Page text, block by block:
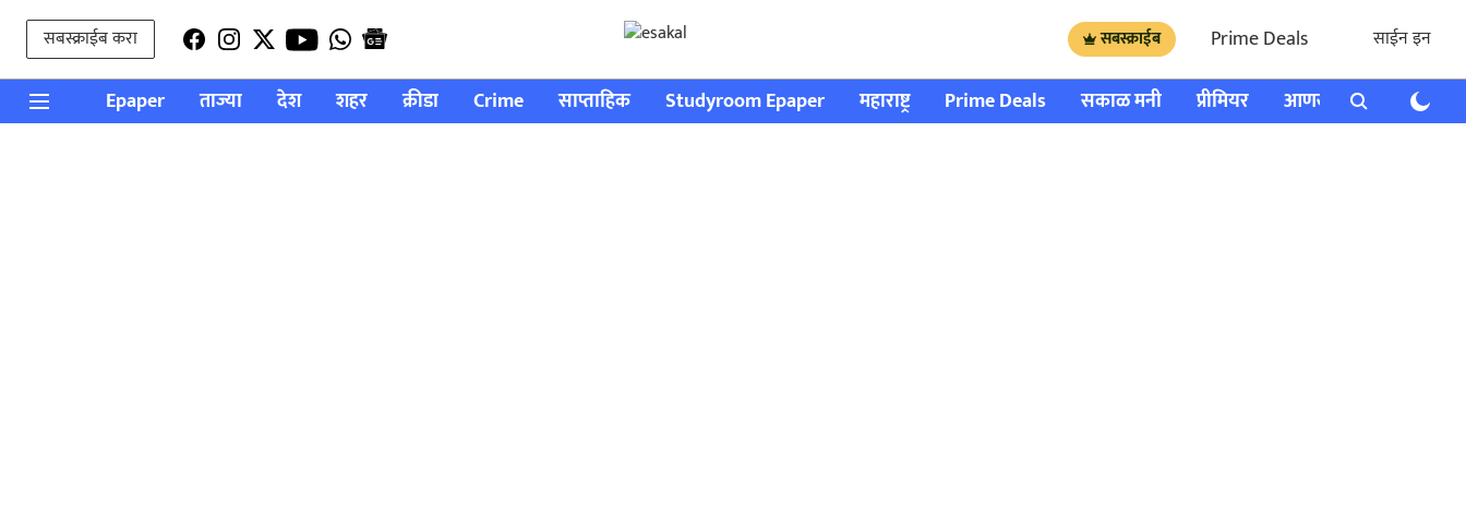
सबस्क्राईब करा सबस्क्राईब Prime Deals साईन इन
Epaper ताज्या देश शहर क्रीडा Crime साप्ताहिक Studyroom Epaper महाराष्ट्र Prime Deals सकाळ मनी प्रीमियर आणखी राशी भविष्य